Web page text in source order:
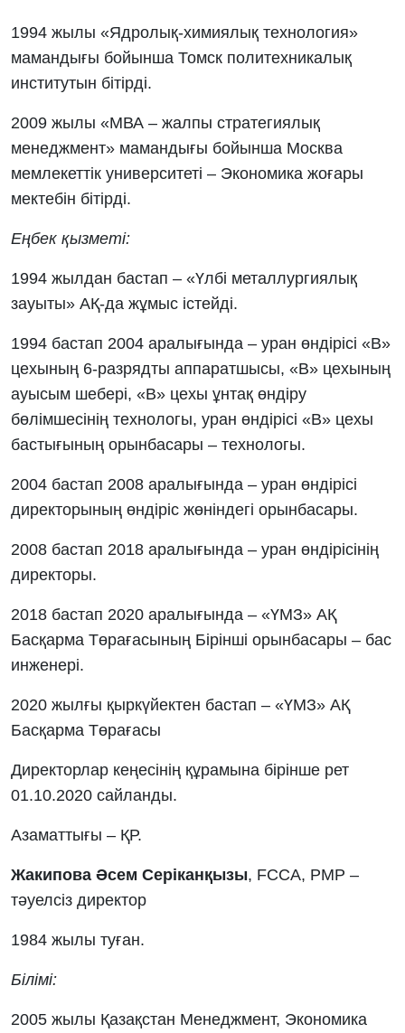
1994 жылы «Ядролық-химиялық технология»
мамандығы бойынша Томск политехникалық
институтын бітірді.
2009 жылы «МВА – жалпы стратегиялық
менеджмент» мамандығы бойынша Москва
мемлекеттік университеті – Экономика жоғары
мектебін бітірді.
Еңбек қызметі:
1994 жылдан бастап – «Үлбі металлургиялық
зауыты» АҚ-да жұмыс істейді.
1994 бастап 2004 аралығында – уран өндірісі «В»
цехының 6-разрядты аппаратшысы, «В» цехының
ауысым шебері, «В» цехы ұнтақ өндіру
бөлімшесінің технологы, уран өндірісі «В» цехы
бастығының орынбасары – технологы.
2004 бастап 2008 аралығында – уран өндірісі
директорының өндіріс жөніндегі орынбасары.
2008 бастап 2018 аралығында – уран өндірісінің
директоры.
2018 бастап 2020 аралығында – «ҮМЗ» АҚ
Басқарма Төрағасының Бірінші орынбасары – бас
инженері.
2020 жылғы қыркүйектен бастап – «ҮМЗ» АҚ
Басқарма Төрағасы
Директорлар кеңесінің құрамына бірінше рет
01.10.2020 сайланды.
Азаматтығы – ҚР.
Жакипова Әсем Серіканқызы, FCCA, PMP –
тәуелсіз директор
1984 жылы туған.
Білімі:
2005 жылы Қазақстан Менеджмент, Экономика